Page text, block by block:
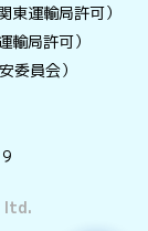
運輸局許可）
局許可）
委員会）
ltd.